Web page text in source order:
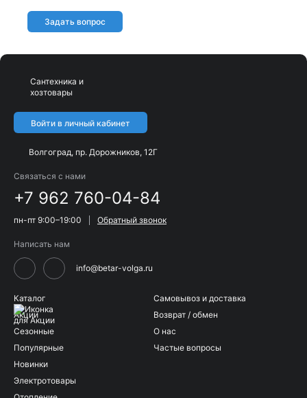
Задать вопрос
Сантехника и
хозтовары
Войти в личный кабинет
Волгоград, пр. Дорожников, 12Г
Каталог
Акции
Сезонные
Популярные
Новинки
Электротовары
Самовывоз и доставка
Возврат / обмен
О нас
Частые вопросы
Связаться с нами
+7 962 760-04-84
пн-пт 9:00–19:00 Обратный звонок
Написать нам
info@betar-volga.ru